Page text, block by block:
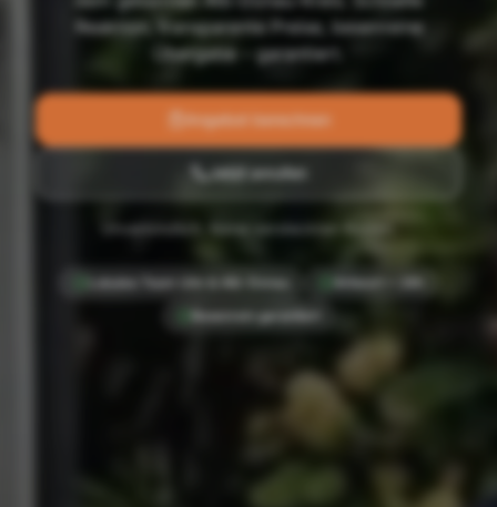
Reaktion, transparente Preise, besenreine
Übergabe – garantiert.
Angebot berechnen
Jetzt anrufen
Unverbindlich. Keine versteckten Kosten.
Lokales Team Ulm & Alb-Donau
Antwort < 24h
Besenrein garantiert